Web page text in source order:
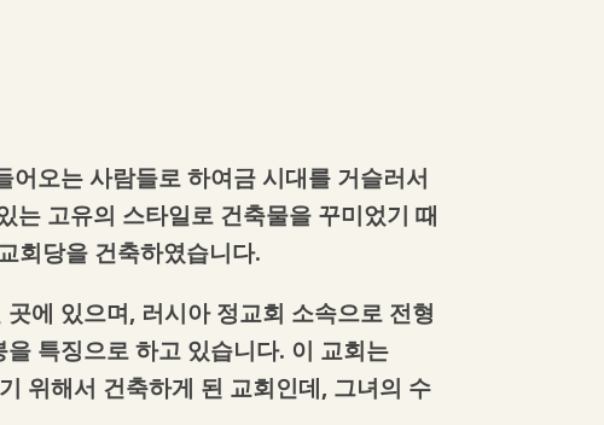
어오는 사람들로 하여금 시대를 거슬러서
는 고유의 스타일로 건축물을 꾸미었기 때
회당을 건축하였습니다.
에 있으며, 러시아 정교회 소속으로 전형
특징으로 하고 있습니다. 이 교회는
위해서 건축하게 된 교회인데, 그녀의 수